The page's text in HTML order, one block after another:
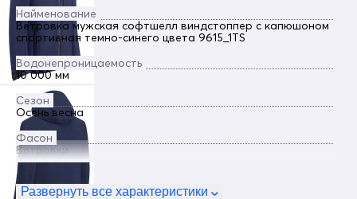
Найменование
Ветровка мужская софтшелл виндстоппер с капюшоном
спортивная темно-синего цвета 9615_1TS
Водонепроницаемость
10 000 мм
Сезон
Осень весна
Фасон
Ветровки
Пол
Мужской
Развернуть все характеристики